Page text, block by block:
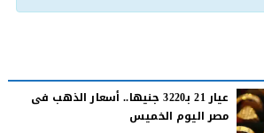
عيار 21 بـ3220 جنيها.. أسعار الذهب فى
مصر اليوم الخميس